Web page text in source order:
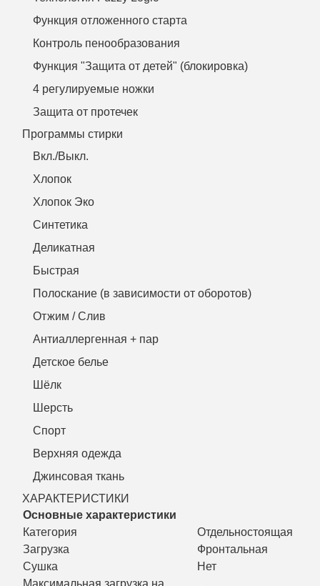
Функция отложенного старта
Контроль пенообразования
Функция "Защита от детей" (блокировка)
4 регулируемые ножки
Защита от протечек
Программы стирки
Вкл./Выкл.
Хлопок
Хлопок Эко
Синтетика
Деликатная
Быстрая
Полоскание (в зависимости от оборотов)
Отжим / Слив
Антиаллергенная + пар
Детское белье
Шёлк
Шерсть
Спорт
Верхняя одежда
Джинсовая ткань
ХАРАКТЕРИСТИКИ
Основные характеристики
Категория
Отдельностоящая
Загрузка
Фронтальная
Сушка
Нет
Максимальная загрузка на